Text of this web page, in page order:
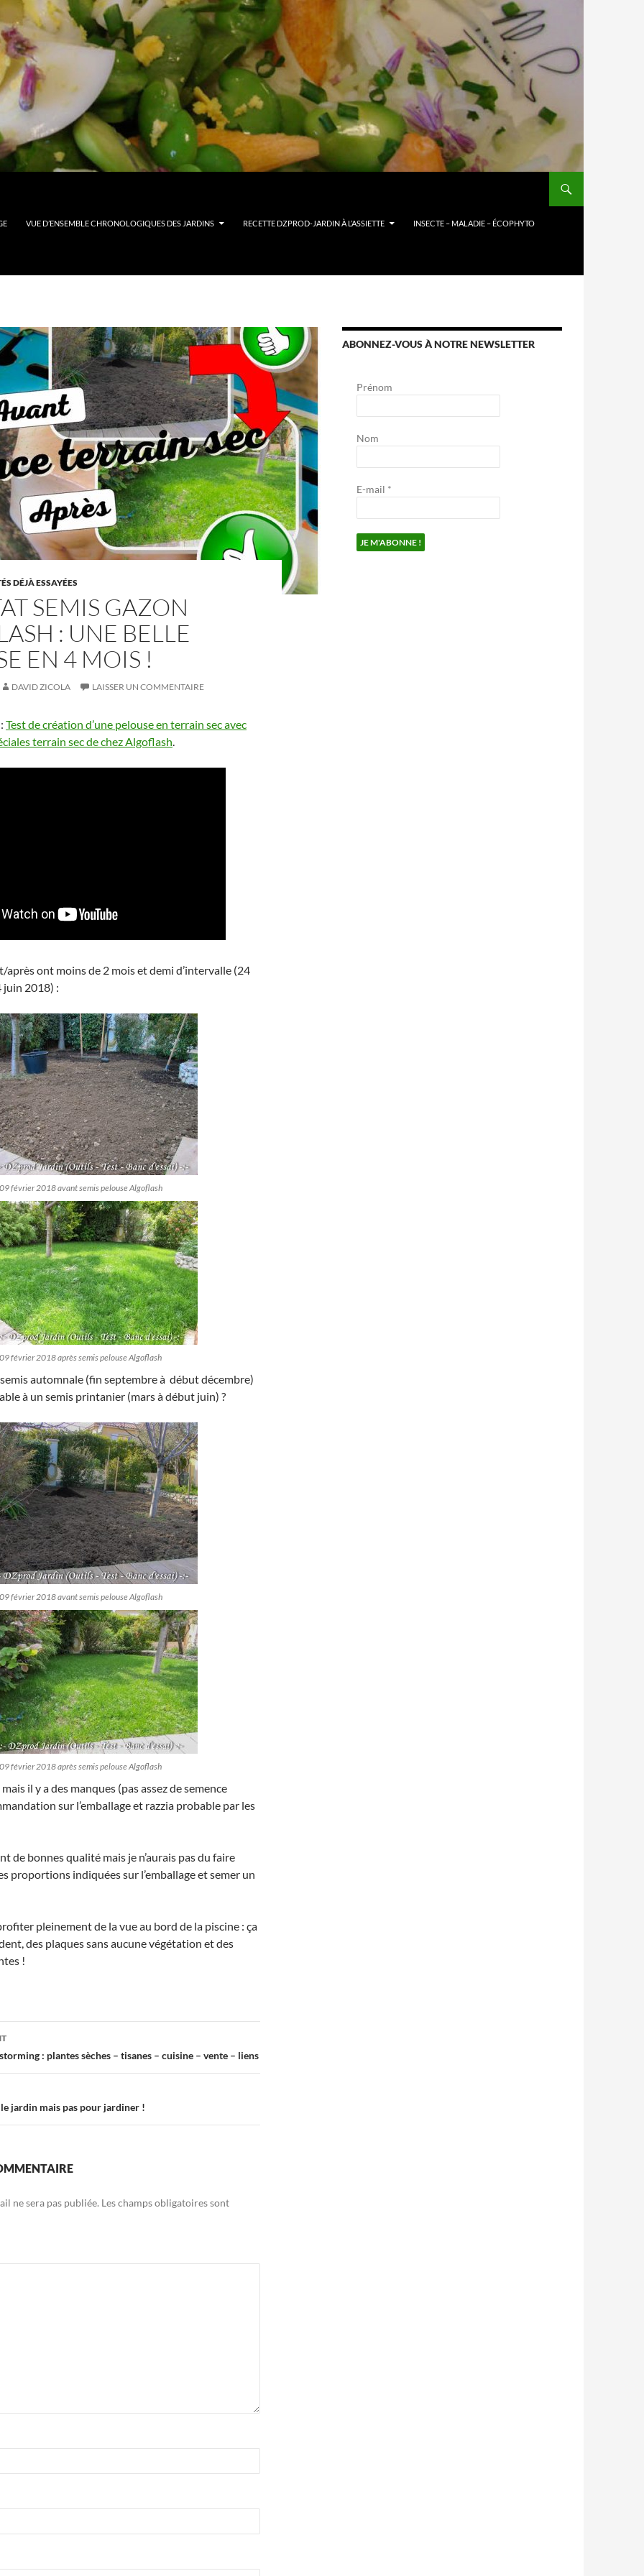
VUE D’ENSEMBLE CHRONOLOGIQUES DES JARDINS RECETTE DZPROD-JARDIN À L’ASSIETTE INSECTE – MALADIE – ÉCOPHYTO
DÉJÀ ESSAYÉES
SEMIS GAZON
: UNE BELLE
EN 4 MOIS !
DAVID ZICOLA LAISSER UN COMMENTAIRE
Test de création d’une pelouse en terrain sec avec
terrain sec de chez Algoflash.
après ont moins de 2 mois et demi d’intervalle (24
juin 2018) :
février 2018 avant semis pelouse Algoflash
février 2018 après semis pelouse Algoflash
automnale (fin septembre à début décembre)
à un semis printanier (mars à début juin) ?
février 2018 avant semis pelouse Algoflash
février 2018 après semis pelouse Algoflash
il y a des manques (pas assez de semence
sur l’emballage et razzia probable par les
de bonnes qualité mais je n’aurais pas du faire
proportions indiquées sur l’emballage et semer un
pleinement de la vue au bord de la piscine : ça
des plaques sans aucune végétation et des
!
: plantes sèches – tisanes – cuisine – vente – liens
jardin mais pas pour jardiner !
ne sera pas publiée. Les champs obligatoires sont
ABONNEZ-VOUS À NOTRE NEWSLETTER
Prénom
Nom
E-mail *